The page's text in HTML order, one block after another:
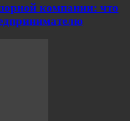
компании: что